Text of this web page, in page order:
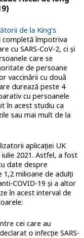
de la King’s
completă împotriva
cu SARS-CoV-2, ci și
care se
de persoane
vaccinării cu două
durează peste 4
cu persoanele
în acest studiu ca
sau mai mult de la
aplicației UK
2021. Astfel, a fost
date despre
1,2 milioane de adulți
COVID-19 și a altor
în acest interval de
cei care au
o infecție SARS-